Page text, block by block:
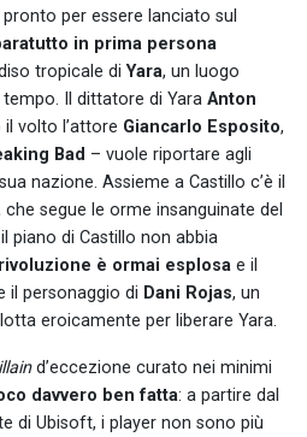
per essere lanciato sul
in prima persona
tropicale diYara, un luogo
Il dittatore di Yara Anton
volto l’attore Giancarlo Esposito,
Bad – vuole riportare agli
nazione. Assieme a Castillo c’è il
che segue le orme insanguinate del
piano di Castillo non abbia
è ormai esplosa e il
il personaggio di Dani Rojas, un
eroicamente per liberare Yara.
d’eccezione curato nei minimi
davvero ben fatta: a partire dal
di Ubisoft, i player non sono più